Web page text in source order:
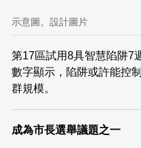
示意圖。設計圖片
第17區試用8具智慧陷阱7
數字顯示，陷阱或許能控
群規模。
成為市長選舉議題之一